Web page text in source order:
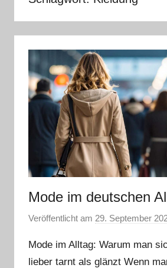
Mode im deutschen
Veröffentlicht am 29. September
Mode im Alltag: Warum man
lieber tarnt als glänzt Wenn